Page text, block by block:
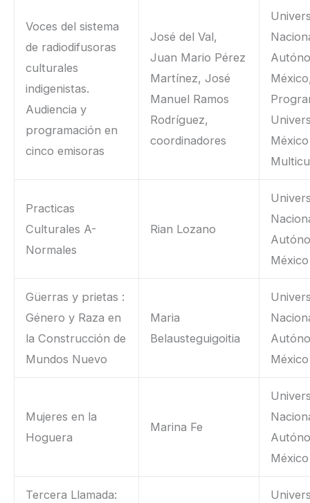
Voces del sistema
de radiodifusoras
culturales
indigenistas.
Audiencia y
programación en
cinco emisoras
José del Val,
Juan Mario Pérez
Martínez, José
Manuel Ramos
Rodríguez,
coordinadores
Practicas
Culturales A-
Normales
Rian Lozano
México
Güerras y prietas :
Género y Raza en
la Construcción de
Mundos Nuevo
Maria
Belausteguigoitia
México
Mujeres en la
Hoguera
Marina Fe
México
Tercera Llamada: